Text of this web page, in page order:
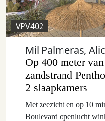
VPV402
Mil Palmeras,
Op 400 meter
zandstrand
2 slaapkamers
Met zeezicht en op 10
Boulevard openlucht